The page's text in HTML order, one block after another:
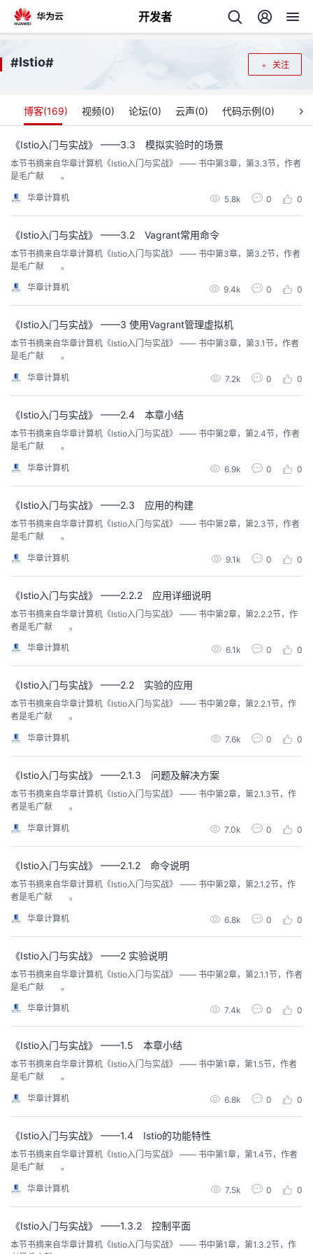
开发者
回
个
人
主
页
我
的
开
发
者
我
博
客
的
论
坛
我
的
圈
子
我
的
直
播
我
的
活
动
我
的
关
注
我
的
开
发
者
学
堂
我
的
课
程
我
的
认
我
的
验
我
收
藏
我
的
Programs
我
支
持
我
的
技
术
支
我
的
云
声
议
关注
#Istio#
博客(169) 视频(0) 论坛(0) 云声(0) 代码示例(0)
《Istio入门与实战》 ——3.3 模拟实验时的场景
本节书摘来自华章计算机《Istio入门与实战》 —— 书中第3章，第3.3节，作者
是毛广献 。
华章计算机 5.8k 0 0
《Istio入门与实战》 ——3.2 Vagrant常用命令
本节书摘来自华章计算机《Istio入门与实战》 —— 书中第3章，第3.2节，作者
是毛广献 。
华章计算机 9.4k 0 0
《Istio入门与实战》 ——3 使用Vagrant管理虚拟机
本节书摘来自华章计算机《Istio入门与实战》 —— 书中第3章，第3.1节，作者
是毛广献 。
华章计算机 7.2k 0 0
《Istio入门与实战》 ——2.4 本章小结
本节书摘来自华章计算机《Istio入门与实战》 —— 书中第2章，第2.4节，作者
是毛广献 。
华章计算机 6.9k 0 0
《Istio入门与实战》 ——2.3 应用的构建
本节书摘来自华章计算机《Istio入门与实战》 —— 书中第2章，第2.3节，作者
是毛广献 。
华章计算机 9.1k 0 0
《Istio入门与实战》 ——2.2.2 应用详细说明
本节书摘来自华章计算机《Istio入门与实战》 —— 书中第2章，第2.2.2节，作
者是毛广献 。
华章计算机 6.1k 0 0
《Istio入门与实战》 ——2.2 实验的应用
本节书摘来自华章计算机《Istio入门与实战》 —— 书中第2章，第2.2.1节，作
者是毛广献 。
华章计算机 7.6k 0 0
《Istio入门与实战》 ——2.1.3 问题及解决方案
本节书摘来自华章计算机《Istio入门与实战》 —— 书中第2章，第2.1.3节，作
者是毛广献 。
华章计算机 7.0k 0 0
《Istio入门与实战》 ——2.1.2 命令说明
本节书摘来自华章计算机《Istio入门与实战》 —— 书中第2章，第2.1.2节，作
者是毛广献 。
华章计算机 6.8k 0 0
《Istio入门与实战》 ——2 实验说明
本节书摘来自华章计算机《Istio入门与实战》 —— 书中第2章，第2.1.1节，作者
是毛广献 。
华章计算机 7.4k 0 0
《Istio入门与实战》 ——1.5 本章小结
本节书摘来自华章计算机《Istio入门与实战》 —— 书中第1章，第1.5节，作者
是毛广献 。
华章计算机 6.8k 0 0
《Istio入门与实战》 ——1.4 Istio的功能特性
本节书摘来自华章计算机《Istio入门与实战》 —— 书中第1章，第1.4节，作者
是毛广献 。
华章计算机 7.5k 0 0
《Istio入门与实战》 ——1.3.2 控制平面
本节书摘来自华章计算机《Istio入门与实战》 —— 书中第1章，第1.3.2节，作